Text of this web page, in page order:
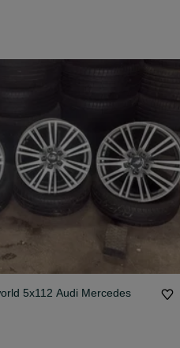
5x112 Audi Mercedes